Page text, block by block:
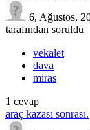
6, Ağustos,
tarafından soruldu
vekalet
dava
miras
1 cevap
araç kazası sonrası.